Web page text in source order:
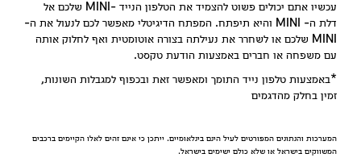
עכשיו אתם יכולים פשוט להצמיד את הטלפון הנייד -MINI שלכם אל
דלת ה- MINI והיא תיפתח. המפתח הדיגיטלי מאפשר לכם לנעול את ה-
MINI שלכם או לשחרר את נעילתה בצורה אוטומטית ואף לחלוק אותה
עם משפחה או חברים באמצעות הודעת טקסט.
*באמצעות טלפון נייד התומך ומאפשר זאת ובכפוף למגבלות השונות,
זמין בחלק מהדגמים
המערכות והנתונים המפורטים לעיל הינם בינלאומיים. ייתכן כי אינם זהים לאלו הקיימים ברכבים
המשווקים בישראל או שלא כולם ישימים בישראל.